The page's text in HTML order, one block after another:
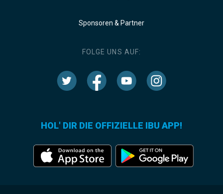
Sponsoren & Partner
FOLGE UNS AUF:
HOL' DIR DIE OFFIZIELLE IBU APP!